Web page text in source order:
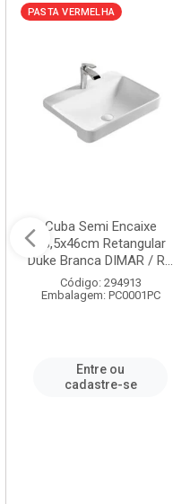
PASTA VERMELHA
Cuba Semi Encaixe
58,5x46cm Retangular
Duke Branca DIMAR / R...
Código: 294913
Embalagem: PC0001PC
Entre ou
cadastre-se